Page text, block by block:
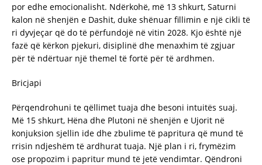
por edhe emocionalisht. Ndërkohë, më 13 shkurt, Saturni
kalon në shenjën e Dashit, duke shënuar fillimin e një cikli të
ri dyvjeçar që do të përfundojë në vitin 2028. Kjo është një
fazë që kërkon pjekuri, disiplinë dhe menaxhim të zgjuar
për të ndërtuar një themel të fortë për të ardhmen.
Bricjapi
Përqendrohuni te qëllimet tuaja dhe besoni intuitës suaj.
Më 15 shkurt, Hëna dhe Plutoni në shenjën e Ujorit në
konjuksion sjellin ide dhe zbulime të papritura që mund të
rrisin ndjeshëm të ardhurat tuaja. Një plan i ri, frymëzim
ose propozim i papritur mund të jetë vendimtar. Qëndroni